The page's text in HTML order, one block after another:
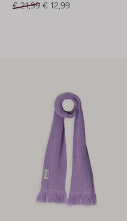
€ 21,99 € 12,99